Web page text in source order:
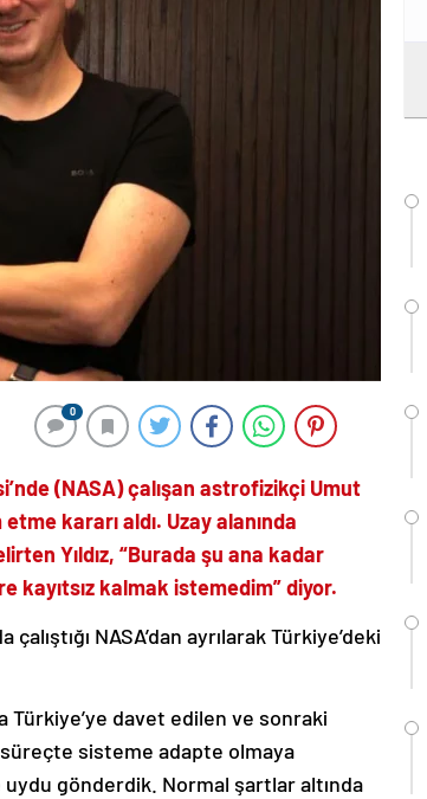
0
(NASA) çalışan astrofizikçi Umut
kararı aldı. Uzay alanında
Yıldız, “Burada şu ana kadar
kayıtsız kalmak istemedim” diyor.
NASA’dan ayrılarak Türkiye’deki
Türkiye’ye davet edilen ve sonraki
sisteme adapte olmaya
gönderdik. Normal şartlar altında